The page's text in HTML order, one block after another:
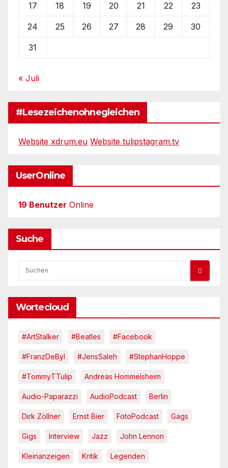
17 18 19 20 21 22 23
24 25 26 27 28 29 30
31
« Juli
#Lesezeichenohnegleichen
Website xdrum.eu Website tulipstagram.tv
UserOnline
19 Benutzer Online
Suche
Wortecloud
#ArtStalker #Beatles #Facebook
#FranzDeBÿl #JensSaleh #StephanHoppe
#TommyTTulip Andreas Hommelsheim
Audio-Paparazzi AudioPodcast Berlin
Dirk Zöllner Ernst Bier FotoPodcast Gags
Gigs Interview Jazz John Lennon
Kleinanzeigen Kritik Legenden